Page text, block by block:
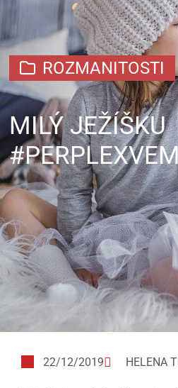
ROZMANITOSTI
MILÝ JEŽÍŠKU
22/12/2019 HELENA